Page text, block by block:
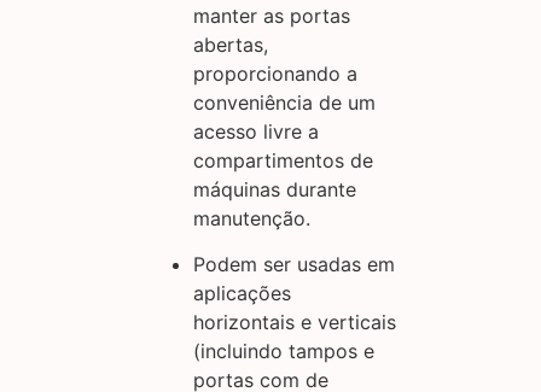
manter as portas
abertas,
proporcionando a
conveniência de um
acesso livre a
compartimentos de
máquinas durante
manutenção.
Podem ser usadas em
aplicações
horizontais e verticais
(incluindo tampos e
portas com de